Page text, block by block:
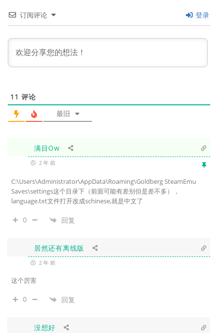
订阅评论 登录
11 评论
最旧
满目Ow
2 年 前
C:\Users\Administrator\AppData\Roaming\Goldberg SteamEmu
Saves\settings这个目录下（前面可能有差别但是差不多），
language.txt文件打开改成schinese,就是中文了
0 回复
居然还有离线版
2 年 前
这个厉害
0 回复
没想好